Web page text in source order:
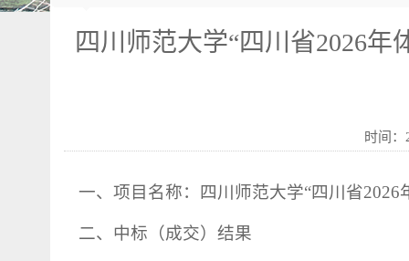
四川师范大学“四川省2026
时间
一、项目名称：四川师范大学“四川省2026
二、中标（成交）结果